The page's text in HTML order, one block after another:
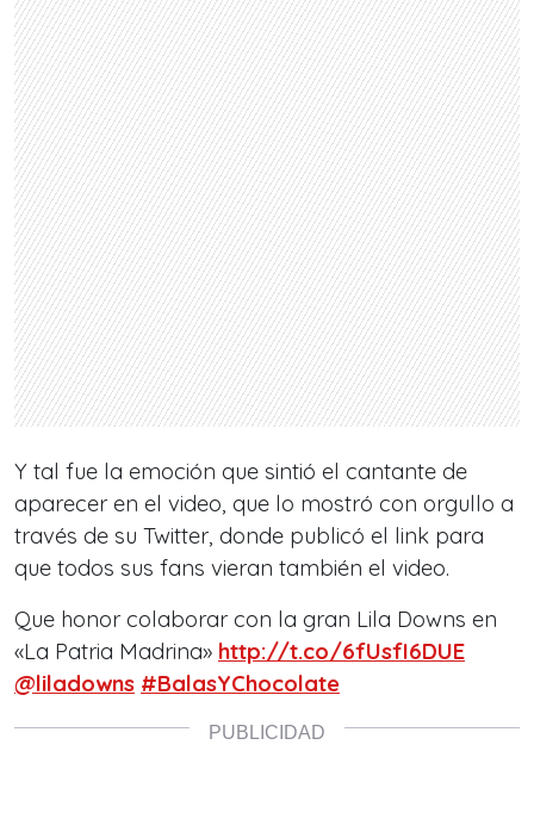
Y tal fue la emoción que sintió el cantante de
aparecer en el video, que lo mostró con orgullo a
través de su Twitter, donde publicó el link para
que todos sus fans vieran también el video.
Que honor colaborar con la gran Lila Downs en
«La Patria Madrina» http://t.co/6fUsfI6DUE
@liladowns #BalasYChocolate